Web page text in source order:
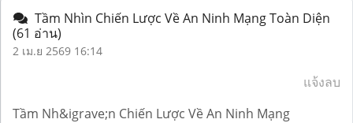
Tầm Nhìn Chiến Lược Về An Ninh Mạng Toàn Diện
(61 อ่าน)
2 เม.ย 2569 16:14
แจ้งลบ
Tầm Nh&igrave;n Chiến Lược Về An Ninh Mạng